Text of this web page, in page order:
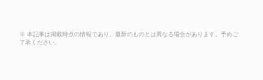
※ 本記事は掲載時点の情報であり、最新のものとは異なる場合があります。予めご
了承ください。